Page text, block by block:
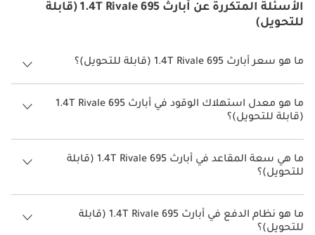
الأسئلة المتكررة عن أبارث 695 1.4T Rivale (قابلة
للتحويل)
ما هو سعر أبارث 695 1.4T Rivale (قابلة للتحويل)؟
سعر أبارث 695 1.4T Rivale (قابلة للتحويل) هو درهم 228,900.
ما هو معدل استهلاك الوقود في أبارث 695 1.4T Rivale
(قابلة للتحويل)؟
يبلغ معدل استهلاك الوقود المقترح من الشركة المصنعة لسيارة أبارث 695
2026 من 10 كم/ليتر.
ما هي سعة المقاعد في أبارث 695 1.4T Rivale (قابلة
للتحويل)؟
تتسع أبارث 695 1.4T Rivale (قابلة للتحويل) لأ 4 أشخاص.
ما هو نظام الدفع في أبارث 695 1.4T Rivale (قابلة
للتحويل)؟